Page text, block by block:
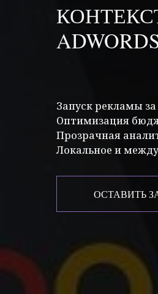
Запуск рекламы
Оптимизация
Прозрачная
Локальное и
ОСТАВИТЬ